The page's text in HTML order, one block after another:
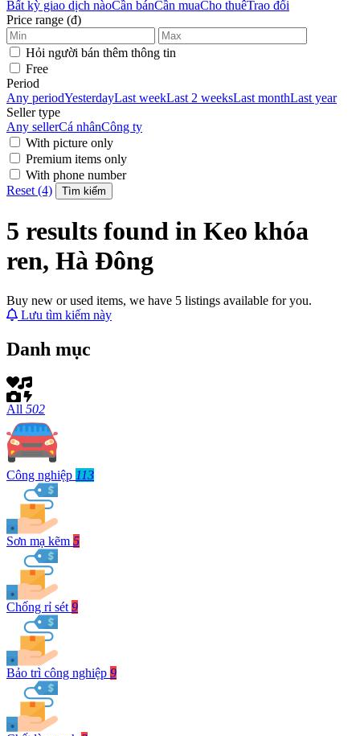
Bất kỳ giao dịch nàoCần bánCần muaCho thuêTrao đổi
Price range (đ)
Hỏi người bán thêm thông tin
Free
Period
Any periodYesterdayLast weekLast 2 weeksLast monthLast year
Seller type
Any sellerCá nhânCông ty
With picture only
Premium items only
With phone number
Reset (4)
Tìm kiếm
5 results found in Keo khóa
ren, Hà Đông
Buy new or used items, we have 5 listings available for you.
Lưu tìm kiếm này
Danh mục
All 502
Công nghiệp 113
Sơn mạ kẽm 5
Chống rỉ sét 9
Bảo trì công nghiệp 9